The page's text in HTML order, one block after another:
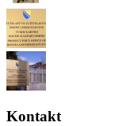
Kontakt